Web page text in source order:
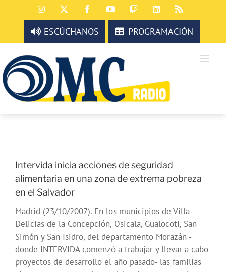
al
contenido
Instagram FacebookYouTubeTwitchLinkedIn
ESCÚCHANOS PROGRAMACIÓN
Intervida inicia acciones de seguridad
alimentaria en una zona de extrema pobreza
en el Salvador
Madrid (23/10/2007). En los municipios de Villa
Delicias de la Concepción, Osicala, Gualocoti, San
Simón y San Isidro, del departamento Morazán -
donde INTERVIDA comenzó a trabajar y llevar a cabo
proyectos de desarrollo el año pasado- las familias